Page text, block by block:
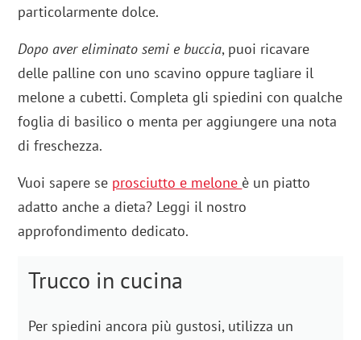
particolarmente dolce.
Dopo aver eliminato semi e buccia, puoi ricavare
delle palline con uno scavino oppure tagliare il
melone a cubetti. Completa gli spiedini con qualche
foglia di basilico o menta per aggiungere una nota
di freschezza.
Vuoi sapere se prosciutto e melone è un piatto
adatto anche a dieta? Leggi il nostro
approfondimento dedicato.
Trucco in cucina
Per spiedini ancora più gustosi, utilizza un